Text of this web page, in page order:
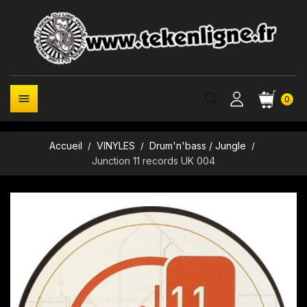
0

Accueil VINYLES
Drum'n'bass / Jungle
Junction 11 records UK 004